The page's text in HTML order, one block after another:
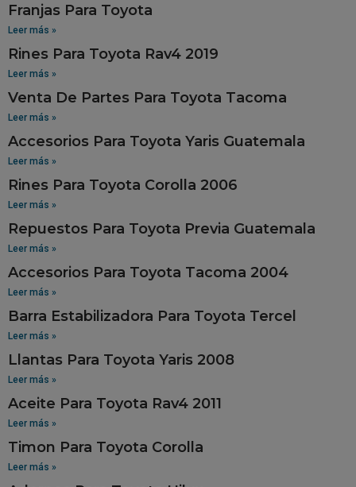
Franjas Para Toyota
Leer más »
Rines Para Toyota Rav4 2019
Leer más »
Venta De Partes Para Toyota Tacoma
Leer más »
Accesorios Para Toyota Yaris Guatemala
Leer más »
Rines Para Toyota Corolla 2006
Leer más »
Repuestos Para Toyota Previa Guatemala
Leer más »
Accesorios Para Toyota Tacoma 2004
Leer más »
Barra Estabilizadora Para Toyota Tercel
Leer más »
Llantas Para Toyota Yaris 2008
Leer más »
Aceite Para Toyota Rav4 2011
Leer más »
Timon Para Toyota Corolla
Leer más »